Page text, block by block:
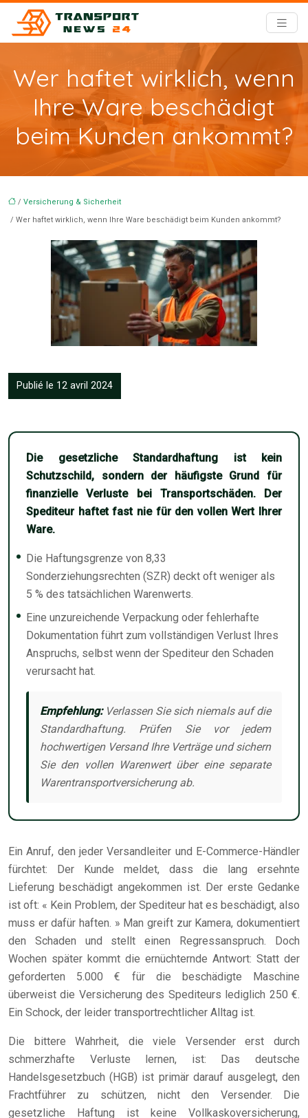
Wer haftet wirklich, wenn
Ihre Ware beschädigt
beim Kunden ankommt?
/ Versicherung & Sicherheit
/ Wer haftet wirklich, wenn Ihre Ware beschädigt beim Kunden ankommt?
Publié le 12 avril 2024
Die gesetzliche Standardhaftung ist kein
Schutzschild, sondern der häufigste Grund für
finanzielle Verluste bei Transportschäden. Der
Spediteur haftet fast nie für den vollen Wert Ihrer
Ware.
Die Haftungsgrenze von 8,33
Sonderziehungsrechten (SZR) deckt oft weniger als
5 % des tatsächlichen Warenwerts.
Eine unzureichende Verpackung oder fehlerhafte
Dokumentation führt zum vollständigen Verlust Ihres
Anspruchs, selbst wenn der Spediteur den Schaden
verursacht hat.
Empfehlung:Verlassen Sie sich niemals auf die
Standardhaftung. Prüfen Sie vor jedem
hochwertigen Versand Ihre Verträge und sichern
Sie den vollen Warenwert über eine separate
Warentransportversicherung ab.
Ein Anruf, den jeder Versandleiter und E-Commerce-Händler
fürchtet: Der Kunde meldet, dass die lang ersehnte
Lieferung beschädigt angekommen ist. Der erste Gedanke
ist oft: « Kein Problem, der Spediteur hat es beschädigt, also
muss er dafür haften. » Man greift zur Kamera, dokumentiert
den Schaden und stellt einen Regressanspruch. Doch
Wochen später kommt die ernüchternde Antwort: Statt der
geforderten 5.000 € für die beschädigte Maschine
überweist die Versicherung des Spediteurs lediglich 250 €.
Ein Schock, der leider transportrechtlicher Alltag ist.
Die bittere Wahrheit, die viele Versender erst durch
schmerzhafte Verluste lernen, ist: Das deutsche
Handelsgesetzbuch (HGB) ist primär darauf ausgelegt, den
Frachtführer zu schützen, nicht den Versender. Die
gesetzliche Haftung ist keine Vollkaskoversicherung,